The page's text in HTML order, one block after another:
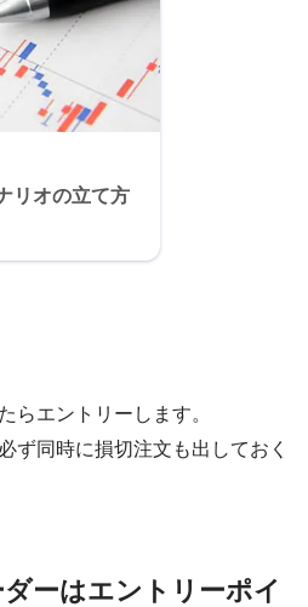
リオの立て方
らエントリーします。
ず同時に損切注文も出しておく
ーはエントリーポイ